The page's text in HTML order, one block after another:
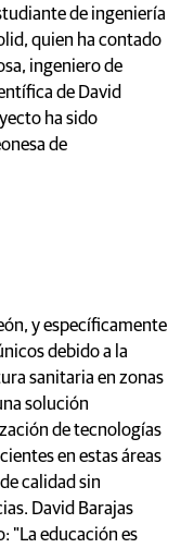
de ingeniería
quien ha contado
ingeniero de
de David
ha sido
de
y específicamente
debido a la
sanitaria en zonas
solución
de tecnologías
en estas áreas
calidad sin
David Barajas
"La educación es